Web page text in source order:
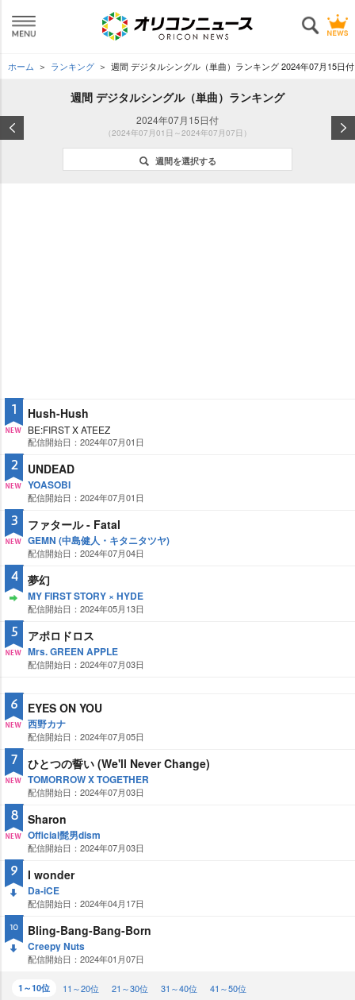
ホーム ランキング 週間 デジタルシングル（単曲）ランキング 2024年07月15日付
週間 デジタルシングル（単曲）ランキング
2024年07月15日付
（2024年07月01日～2024年07月07日）
週間を選択する
1
W
Hush-Hush
BE:FIRST X ATEEZ
配信開始日：2024年07月01日
2
W
UNDEAD
YOASOBI
配信開始日：2024年07月01日
3
W
ファタール - Fatal
GEMN (中島健人・キタニタツヤ)
配信開始日：2024年07月04日
4
AY
夢幻
MY FIRST STORY × HYDE
配信開始日：2024年05月13日
5 アポロドロス
Mrs. GREEN APPLE
配信開始日：2024年07月03日
6
W
EYES ON YOU
西野カナ
配信開始日：2024年07月05日
7
W
ひとつの誓い (We'll Never Change)
TOMORROW X TOGETHER
配信開始日：2024年07月03日
8
W
Sharon
Official髭男dism
配信開始日：2024年07月03日
9
WN
I wonder
Da-iCE
配信開始日：2024年04月17日
10 Bling-Bang-Bang-Born
Creepy Nuts
配信開始日：2024年01月07日
1～10位 11～20位 21～30位 31～40位 41～50位